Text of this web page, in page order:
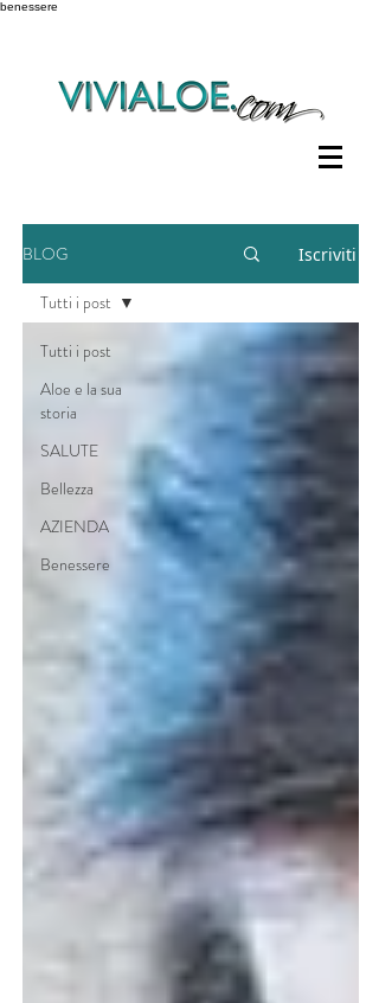
benessere
BLOG Iscriviti
Tutti i post
Aloe e la sua
storia
SALUTE
Bellezza
AZIENDA
Benessere
Tutti i post